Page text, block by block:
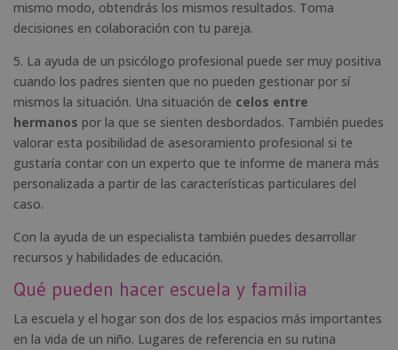
mismo modo, obtendrás los mismos resultados. Toma
decisiones en colaboración con tu pareja.
5. La ayuda de un psicólogo profesional puede ser muy positiva
cuando los padres sienten que no pueden gestionar por sí
mismos la situación. Una situación de celos entre
hermanos por la que se sienten desbordados. También puedes
valorar esta posibilidad de asesoramiento profesional si te
gustaría contar con un experto que te informe de manera más
personalizada a partir de las características particulares del
caso.
Con la ayuda de un especialista también puedes desarrollar
recursos y habilidades de educación.
Qué pueden hacer escuela y familia
La escuela y el hogar son dos de los espacios más importantes
en la vida de un niño. Lugares de referencia en su rutina